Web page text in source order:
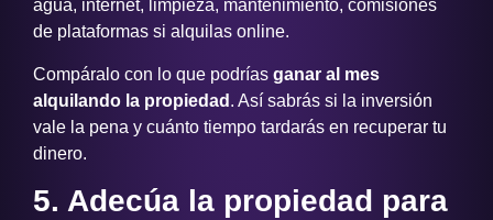
agua, internet, limpieza, mantenimiento, comisiones
de plataformas si alquilas online.
Compáralo con lo que podrías ganar al mes
alquilando la propiedad . Así sabrás si la inversión
vale la pena y cuánto tiempo tardarás en recuperar tu
dinero.
5. Adecúa la propiedad para